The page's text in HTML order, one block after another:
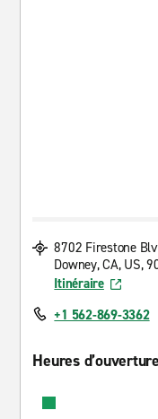
8702 Firestone
Downey, CA, US,
Itinéraire
+1 562-869-3362
Heures